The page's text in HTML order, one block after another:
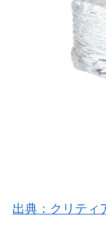
出典：クリティ